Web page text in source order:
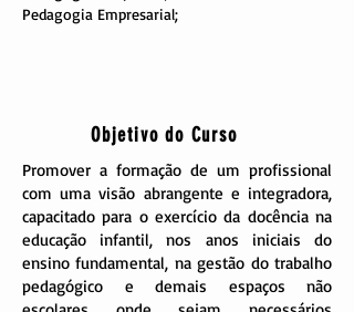
Pedagogia Empresarial;
Objetivo do Curso
Promover a formação de um profissional
com uma visão abrangente e integradora,
capacitado para o exercício da docência na
educação infantil, nos anos iniciais do
ensino fundamental, na gestão do trabalho
pedagógico e demais espaços não